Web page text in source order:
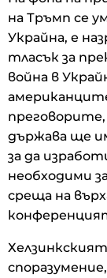
на Тръмп се
Украйна, е
тласък за
война в
преговорите,
държава ще
за да
необходими
среща на